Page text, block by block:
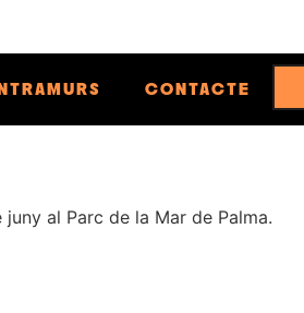
INTRAMURS CONTACTE
al Parc de la Mar de Palma.